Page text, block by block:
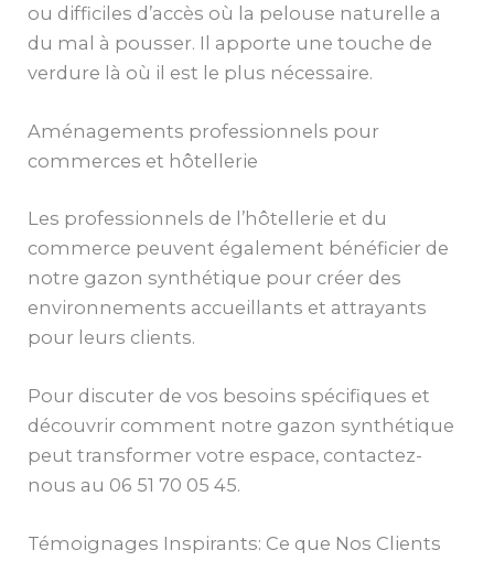
ou difficiles d’accès où la pelouse naturelle a
du mal à pousser. Il apporte une touche de
verdure là où il est le plus nécessaire.
Aménagements professionnels pour
commerces et hôtellerie
Les professionnels de l’hôtellerie et du
commerce peuvent également bénéficier de
notre gazon synthétique pour créer des
environnements accueillants et attrayants
pour leurs clients.
Pour discuter de vos besoins spécifiques et
découvrir comment notre gazon synthétique
peut transformer votre espace, contactez-
nous au 06 51 70 05 45.
Témoignages Inspirants: Ce que Nos Clients